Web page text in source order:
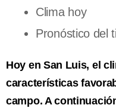
Clima hoy
Pronóstico del
Hoy en San Luis, el
características
campo. A